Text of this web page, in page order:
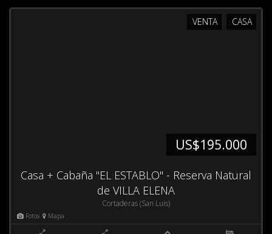
CASA
VENTA
US$195.000
Casa + Cabaña "EL ESTABLO" - Reserva Natural
de VILLA ELENA
Cortaderas (San Luis)
Fotos Mapa